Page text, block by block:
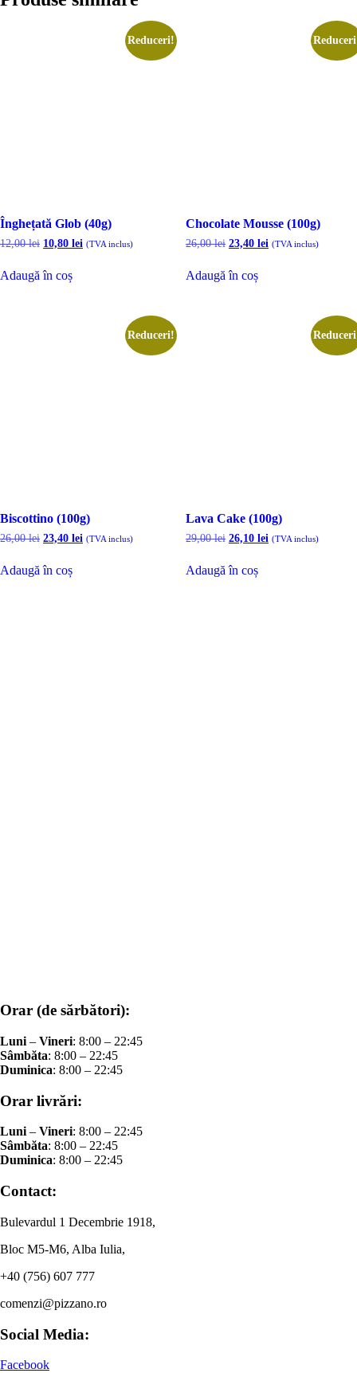
Reduceri!
Înghețată Glob (40g)
12,00lei Prețul
a
fost:
10,80 lei Prețul
(TVA inclus)
Adaugă în coș
Chocolate Mousse (100g)
26,00lei Prețul
a
fost:
23,40 leiPrețul
(TVA inclus)
Adaugă în coș
Reduceri!
Biscottino (100g)
26,00lei Prețul
a
fost:
23,40 lei Prețul
(TVA inclus)
Adaugă în coș
Lava Cake (100g)
29,00lei Prețul
a
fost:
26,10 leiPrețul
(TVA inclus)
Adaugă în coș
Orar (de sărbători):
Luni – Vineri: 8:00 – 22:45
Sâmbăta: 8:00 – 22:45
Duminica: 8:00 – 22:45
Orar livrări:
Luni– Vineri: 8:00 – 22:45
Sâmbăta: 8:00 – 22:45
Duminica: 8:00 – 22:45
Contact:
Bulevardul 1 Decembrie 1918,
Bloc M5-M6, Alba Iulia,
+40 (756) 607 777
comenzi@pizzano.ro
Social Media:
Facebook